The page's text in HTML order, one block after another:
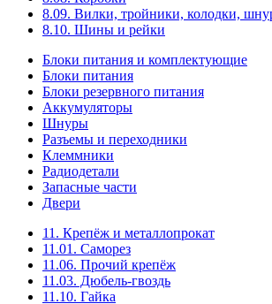
8.09. Вилки, тройники, колодки,
8.10. Шины и рейки
Блоки питания и комплектующие
Блоки питания
Блоки резервного питания
Аккумуляторы
Шнуры
Разъемы и переходники
Клеммники
Радиодетали
Запасные части
Двери
11. Крепёж и металлопрокат
11.01. Саморез
11.06. Прочий крепёж
11.03. Дюбель-гвоздь
11.10. Гайка